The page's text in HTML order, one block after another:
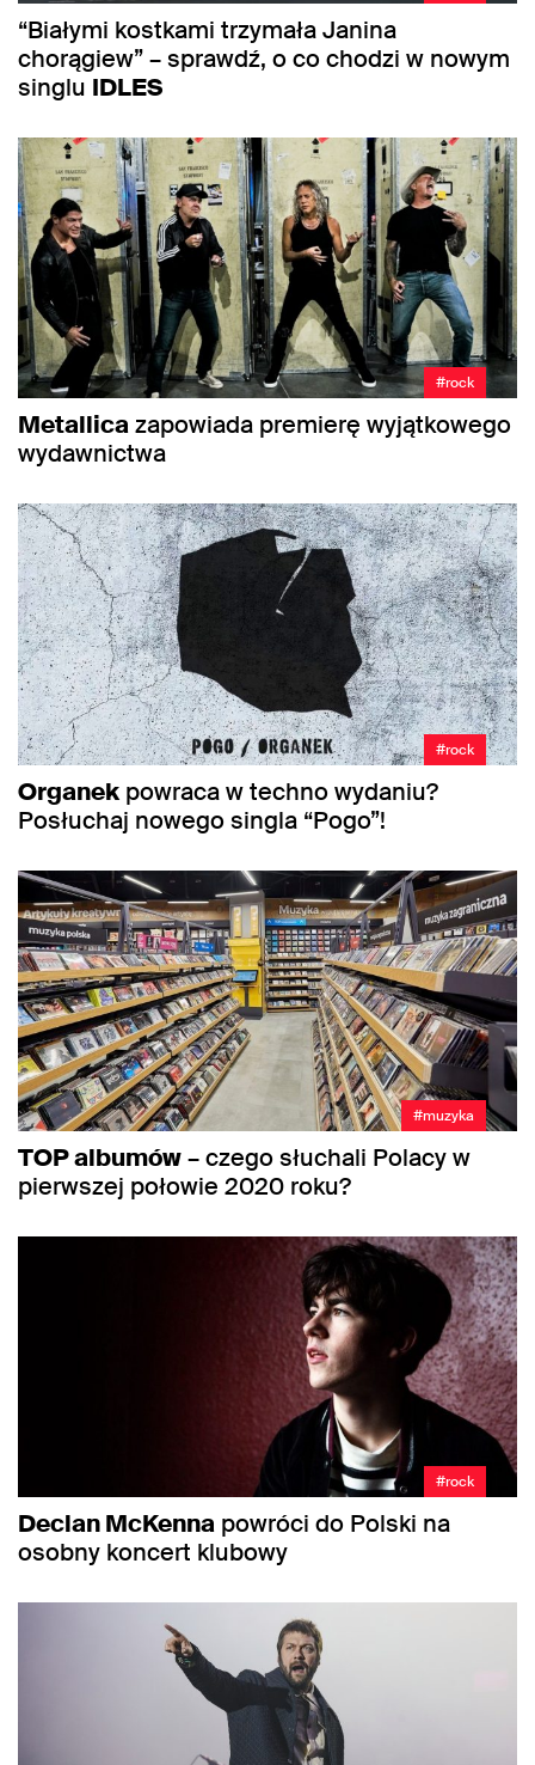
“Białymi kostkami trzymała Janina
chorągiew” – sprawdź, o co chodzi w nowym
singlu IDLES
#rock
Metallicazapowiada premierę wyjątkowego
wydawnictwa
#rock
Organek powraca w techno wydaniu?
Posłuchaj nowego singla “Pogo”!
#muzyka
TOP albumów– czego słuchali Polacy w
pierwszej połowie 2020 roku?
#rock
Declan McKenna powróci do Polski na
osobny koncert klubowy